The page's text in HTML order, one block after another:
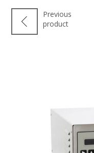
Previous
product